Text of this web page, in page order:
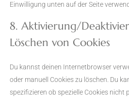
Einwilligung unten auf der Seite
8. Aktivierung/
Löschen von Cookies
Du kannst deinen Internetbrowser
oder manuell Cookies zu löschen. Du
spezifizieren ob spezielle Cookies nicht